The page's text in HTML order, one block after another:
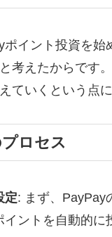
ポイント投資を始
考えたからです
ていくという点
ロセス
定: まず、PayPay
イントを自動的に